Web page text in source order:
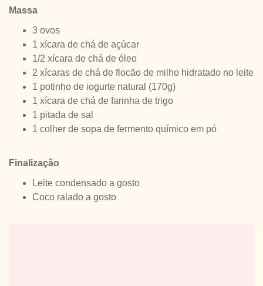
Massa
3 ovos
1 xícara de chá de açúcar
1/2 xícara de chá de óleo
2 xícaras de chá de flocão de milho hidratado no leite
1 potinho de iogurte natural (170g)
1 xícara de chá de farinha de trigo
1 pitada de sal
1 colher de sopa de fermento químico em pó
Finalização
Leite condensado a gosto
Coco ralado a gosto